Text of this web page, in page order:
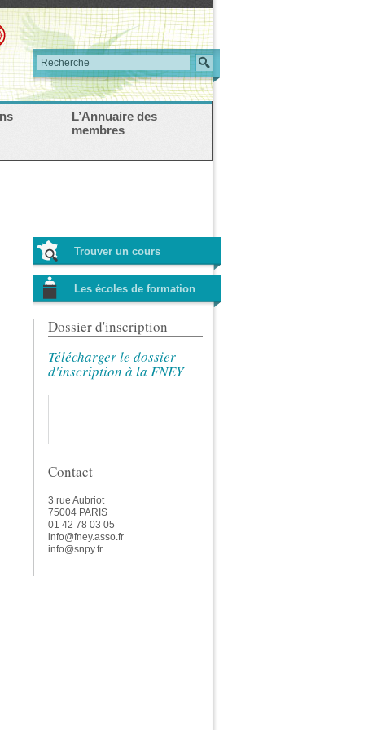
L’Annuaire des
membres
Trouver un cours
Les écoles de formation
Dossier d'inscription
Télécharger le dossier
d'inscription à la FNEY
Contact
3 rue Aubriot
75004 PARIS
01 42 78 03 05
info@fney.asso.fr
info@snpy.fr